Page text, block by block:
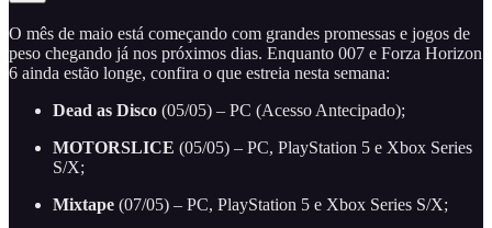
O mês de maio está começando com grandes promessas e jogos de
peso chegando já nos próximos dias. Enquanto 007 e Forza Horizon
6 ainda estão longe, confira o que estreia nesta semana:
Dead as Disco (05/05) – PC (Acesso Antecipado);
MOTORSLICE (05/05) – PC, PlayStation 5 e Xbox Series
S/X;
Mixtape (07/05) – PC, PlayStation 5 e Xbox Series S/X;